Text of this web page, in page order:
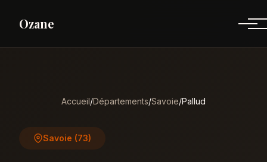
Ozane
Accueil/Départements/Savoie/Pallud
Savoie (73)